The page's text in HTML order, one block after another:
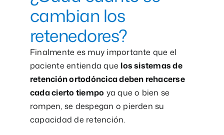
cambian los
retenedores?
Finalmente es muy importante que el
paciente entienda que los sistemas de
retención ortodóncica deben rehacerse
cada cierto tiempo ya que o bien se
rompen, se despegan o pierden su
capacidad de retención.